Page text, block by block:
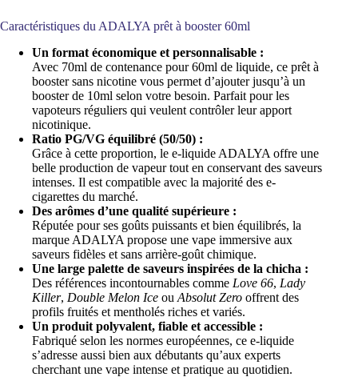
Caractéristiques du ADALYA prêt à booster 60ml
Un format économique et personnalisable :
Avec 70ml de contenance pour 60ml de liquide, ce prêt à
booster sans nicotine vous permet d’ajouter jusqu’à un
booster de 10ml selon votre besoin. Parfait pour les
vapoteurs réguliers qui veulent contrôler leur apport
nicotinique.
Ratio PG/VG équilibré (50/50) :
Grâce à cette proportion, le e-liquide ADALYA offre une
belle production de vapeur tout en conservant des saveurs
intenses. Il est compatible avec la majorité des e-
cigarettes du marché.
Des arômes d’une qualité supérieure :
Réputée pour ses goûts puissants et bien équilibrés, la
marque ADALYA propose une vape immersive aux
saveurs fidèles et sans arrière-goût chimique.
Une large palette de saveurs inspirées de la chicha :
Des références incontournables comme Love 66, Lady
Killer, Double Melon Ice ou Absolut Zero offrent des
profils fruités et mentholés riches et variés.
Un produit polyvalent, fiable et accessible :
Fabriqué selon les normes européennes, ce e-liquide
s’adresse aussi bien aux débutants qu’aux experts
cherchant une vape intense et pratique au quotidien.